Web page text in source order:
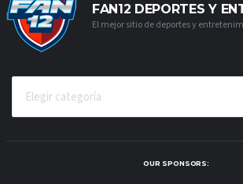
FAN12 DEPORTES Y
El mejor sitio de deportes y
OUR SPONSORS: